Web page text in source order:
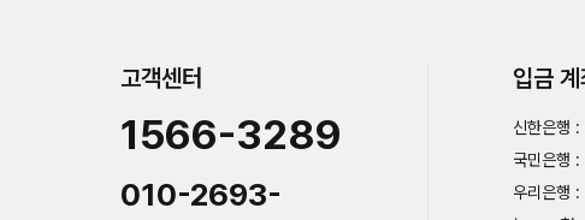
고객센터
1566-3289
010-2693-
입금
신한은
국민은
우리은